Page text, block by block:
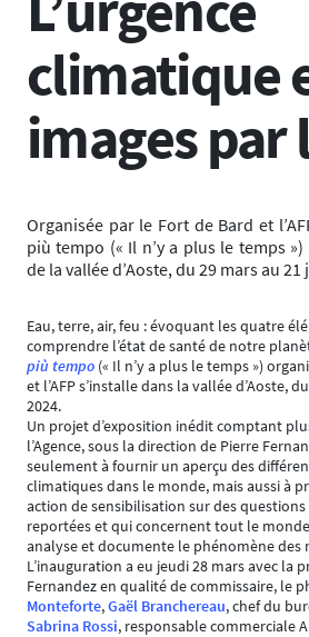
climatique
images par
Organisée par le Fort de Bard et
più tempo (« Il n’y a plus le temps
de la vallée d’Aoste, du 29 mars au
Eau, terre, air, feu : évoquant les quatre
comprendre l’état de santé de notre
più tempo (« Il n’y a plus le temps »)
et l’AFP s’installe dans la vallée d’Aoste,
2024.
Un projet d’exposition inédit comptant
l’Agence, sous la direction de Pierre
seulement à fournir un aperçu des
climatiques dans le monde, mais aussi à
action de sensibilisation sur des
reportées et qui concernent tout le
analyse et documente le phénomène des
L’inauguration a eu jeudi 28 mars avec la
Fernandez en qualité de commissaire, le
Monteforte,Gaël Branchereau, chef du
Sabrina Rossi, responsable commerciale